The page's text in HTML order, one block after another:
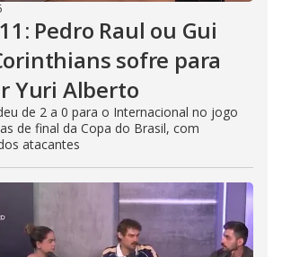
Pedro Raul ou Gui
sofre para
Yuri Alberto
de 2 a 0 para o Internacional no jogo
de final da Copa do Brasil, com
atacantes